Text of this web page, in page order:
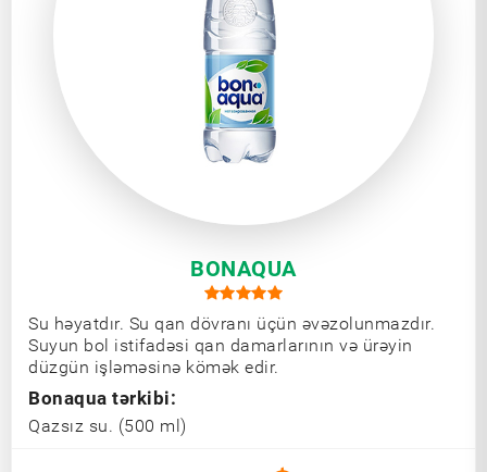
BONAQUA
Su həyatdır. Su qan dövranı üçün əvəzolunmazdır.
Suyun bol istifadəsi qan damarlarının və ürəyin
düzgün işləməsinə kömək edir.
Bonaqua tərkibi:
Qazsız su. (500 ml)